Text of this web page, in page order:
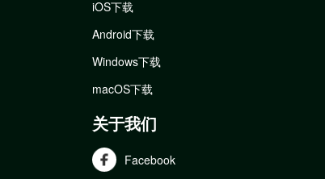
iOS下载
Android下载
Windows下载
macOS下载
关于我们
Facebook